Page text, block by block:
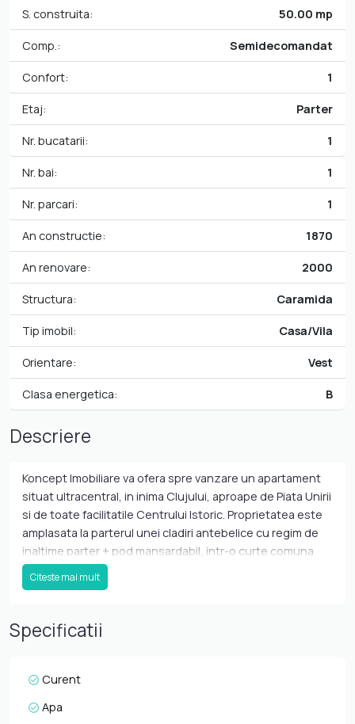
S. construita: 50.00 mp
Comp.: Semidecomandat
Confort: 1
Etaj: Parter
Nr. bucatarii: 1
Nr. bai: 1
Nr. parcari: 1
An constructie: 1870
An renovare: 2000
Structura: Caramida
Tip imobil: Casa/Vila
Orientare: Vest
Clasa energetica: B
Descriere
Koncept Imobiliare va ofera spre vanzare un apartament
situat ultracentral, in inima Clujului, aproape de Piata Unirii
si de toate facilitatile Centrului Istoric. Proprietatea este
amplasata la parterul unei cladiri antebelice cu regim de
inaltime parter + pod mansardabil, intr-o curte comuna
restransa, cu doar 5 apartamente, avand orientare
vestica si vedere spre curtea interioara, ceea ce ii ofera
agitatia specifica zonei centrale. Apartamentul are
suprafata utila de 37 mp si este compus din 2 camere
separata si baie. In plus, proprietatea beneficiaza de o
depozitare. Mai mult decat atat, proprietatea beneficiaza
Citeste mai mult
Specificatii
Curent
Apa